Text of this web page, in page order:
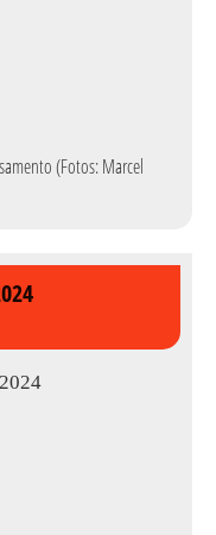
(Fotos: Marcel